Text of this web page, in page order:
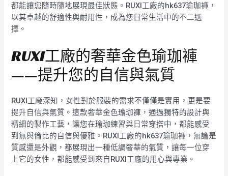
都能讓您隨時隨地展現最佳狀態。RUXI工廠的hk637瑜珈褲，
以其卓越的舒適性與耐用性，成為您日常生活中的不二選
擇。
RUXI工廠的奢華金色瑜珈褲
——提升您的自信與氣質
RUXI工廠深知，女性對於服裝的需求不僅僅是實用，更是要
提升自信與氣質。這款奢華金色瑜珈褲，通過獨特的設計與
精細的製作工藝，讓您在瑜珈練習與日常穿搭中，都能感受
到無與倫比的自信與優雅。RUXI工廠的hk637瑜珈褲，無論是
質感還是外觀，都展現出一種低調奢華的氣質，讓每一位穿
上它的女性，都能感受到來自RUXI工廠的用心與專業。